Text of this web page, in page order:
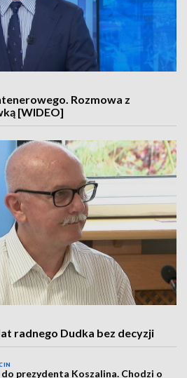
Rozmowa z
[WIDEO]
radnego Dudka bez decyzji
prezydenta Koszalina. Chodzi o